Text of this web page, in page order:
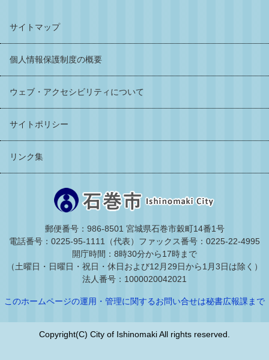
サイトマップ
個人情報保護制度の概要
ウェブ・アクセシビリティについて
サイトポリシー
リンク集
郵便番号：986-8501 宮城県石巻市穀町14番1号
電話番号：0225-95-1111（代表） ファックス番号：0225-22-4995
開庁時間：8時30分から17時まで
（土曜日・日曜日・祝日・休日および12月29日から1月3日は除く）
法人番号：1000020042021
このホームページの運用・管理に関するお問い合せは秘書広報課まで
Copyright(C) City of Ishinomaki All rights reserved.